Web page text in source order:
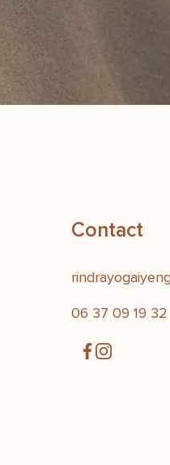
Contact
06 37 09 19 32